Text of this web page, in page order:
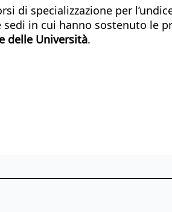
di specializzazione per
in cui hanno sostenuto le
delle Università.